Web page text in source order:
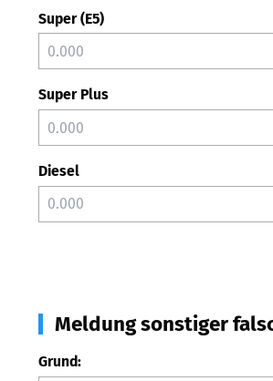
Super (E5)
Super Plus
Diesel
Meldung sonstiger
Grund: